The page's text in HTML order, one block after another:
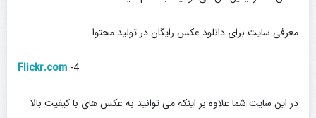
معرفی سایت برای دانلود عکس رایگان در تولید محتوا
4-
Flickr.com
در این سایت شما علاوه بر اینکه می توانید به عکس های با کیفیت بالا